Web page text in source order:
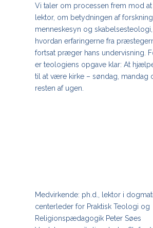
Vi taler om processen frem mod
lektor, om betydningen af
menneskesyn og
hvordan erfaringerne fra
fortsat præger hans undervisning.
er teologiens opgave klar: At
til at være kirke – søndag, mandag
resten af ugen.
Medvirkende: ph.d., lektor i
centerleder for Praktisk Teologi og
Religionspædagogik Peter Søes